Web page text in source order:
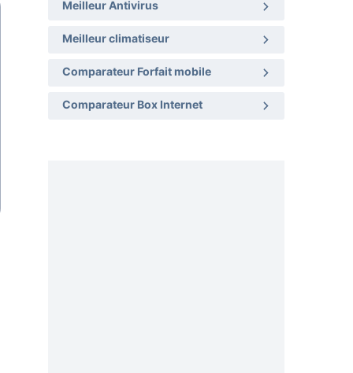
Meilleur Antivirus
Meilleur climatiseur
Comparateur Forfait mobile
Comparateur Box Internet